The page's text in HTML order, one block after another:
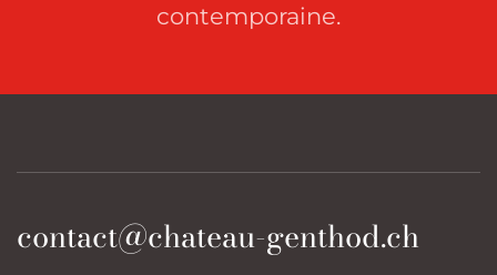
contemporaine.
contact@chateau-genthod.ch